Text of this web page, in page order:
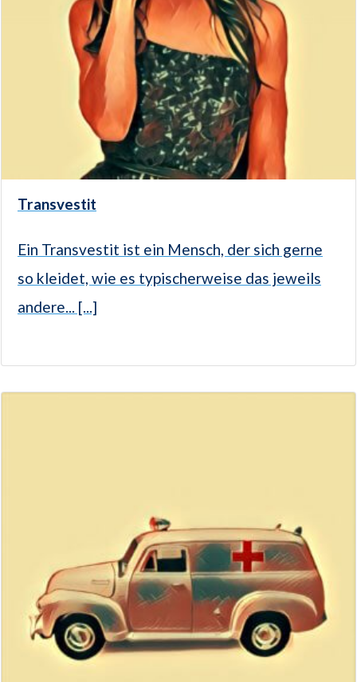
Transvestit
Ein Transvestit ist ein Mensch, der sich gerne
so kleidet, wie es typischerweise das jeweils
andere... [...]